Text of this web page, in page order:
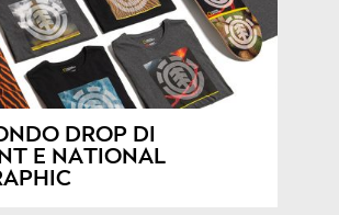
DROP DI
E NATIONAL